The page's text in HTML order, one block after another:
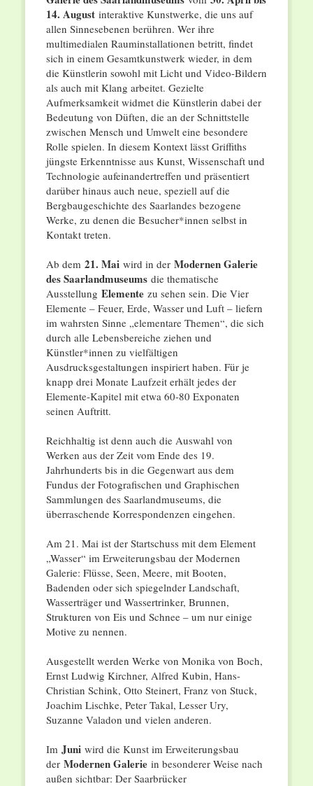
14. August interaktive Kunstwerke, die uns auf
allen Sinnesebenen berühren. Wer ihre
multimedialen Rauminstallationen betritt, findet
sich in einem Gesamtkunstwerk wieder, in dem
die Künstlerin sowohl mit Licht und Video-Bildern
als auch mit Klang arbeitet. Gezielte
Aufmerksamkeit widmet die Künstlerin dabei der
Bedeutung von Düften, die an der Schnittstelle
zwischen Mensch und Umwelt eine besondere
Rolle spielen. In diesem Kontext lässt Griffiths
jüngste Erkenntnisse aus Kunst, Wissenschaft und
Technologie aufeinandertreffen und präsentiert
darüber hinaus auch neue, speziell auf die
Bergbaugeschichte des Saarlandes bezogene
Werke, zu denen die Besucher*innen selbst in
Kontakt treten.
Ab dem 21. Maiwird in der Modernen Galerie
des Saarlandmuseumsdie thematische
Ausstellung Elementezu sehen sein. Die Vier
Elemente – Feuer, Erde, Wasser und Luft – liefern
im wahrsten Sinne „elementare Themen“, die sich
durch alle Lebensbereiche ziehen und
Künstler*innen zu vielfältigen
Ausdrucksgestaltungen inspiriert haben. Für je
knapp drei Monate Laufzeit erhält jedes der
Elemente-Kapitel mit etwa 60-80 Exponaten
seinen Auftritt.
Reichhaltig ist denn auch die Auswahl von
Werken aus der Zeit vom Ende des 19.
Jahrhunderts bis in die Gegenwart aus dem
Fundus der Fotografischen und Graphischen
Sammlungen des Saarlandmuseums, die
überraschende Korrespondenzen eingehen.
Am 21. Mai ist der Startschuss mit dem Element
„Wasser“ im Erweiterungsbau der Modernen
Galerie: Flüsse, Seen, Meere, mit Booten,
Badenden oder sich spiegelnder Landschaft,
Wasserträger und Wassertrinker, Brunnen,
Strukturen von Eis und Schnee – um nur einige
Motive zu nennen.
Ausgestellt werden Werke von Monika von Boch,
Ernst Ludwig Kirchner, Alfred Kubin, Hans-
Christian Schink, Otto Steinert, Franz von Stuck,
Joachim Lischke, Peter Takal, Lesser Ury,
Suzanne Valadon und vielen anderen.
Im Juni wird die Kunst im Erweiterungsbau
der Modernen Galeriein besonderer Weise nach
außen sichtbar: Der Saarbrücker